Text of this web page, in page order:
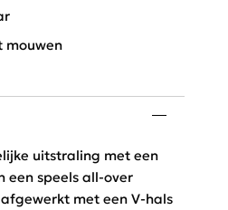
mouwen
uitstraling met een
een speels all-over
met een V-hals